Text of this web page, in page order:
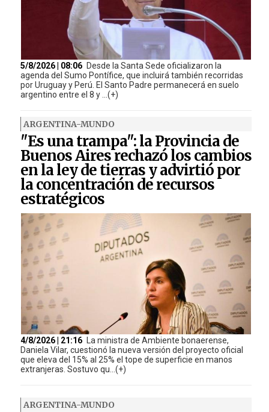
5/8/2026 | 08:06 Desde la Santa Sede oficializaron la
agenda del Sumo Pontífice, que incluirá también recorridas
por Uruguay y Perú. El Santo Padre permanecerá en suelo
argentino entre el 8 y ...(+)
ARGENTINA-MUNDO
"Es una trampa": la Provincia de
Buenos Aires rechazó los cambios
en la ley de tierras y advirtió por
la concentración de recursos
estratégicos
4/8/2026 | 21:16 La ministra de Ambiente bonaerense,
Daniela Vilar, cuestionó la nueva versión del proyecto oficial
que eleva del 15% al 25% el tope de superficie en manos
extranjeras. Sostuvo qu...(+)
ARGENTINA-MUNDO